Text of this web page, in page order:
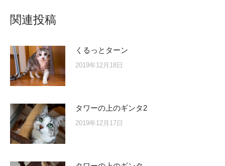
関連投稿
くるっとターン
2019年12月18日
タワーの上のギンタ2
2019年12月17日